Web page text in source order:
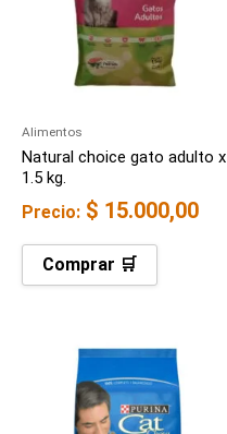
Alimentos
Natural choice gato adulto x
1.5 kg.
Precio: $ 15.000,00
Comprar 🛒